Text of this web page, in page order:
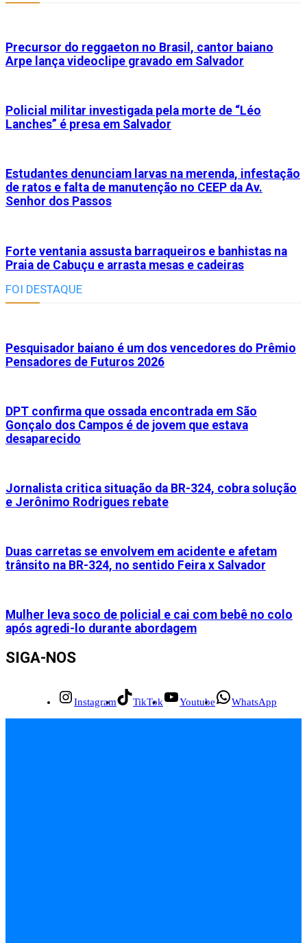
Precursor do reggaeton no Brasil, cantor baiano
Arpe lança videoclipe gravado em Salvador
Policial militar investigada pela morte de “Léo
Lanches” é presa em Salvador
Estudantes denunciam larvas na merenda, infestação
de ratos e falta de manutenção no CEEP da Av.
Senhor dos Passos
Forte ventania assusta barraqueiros e banhistas na
Praia de Cabuçu e arrasta mesas e cadeiras
FOI DESTAQUE
Pesquisador baiano é um dos vencedores do Prêmio
Pensadores de Futuros 2026
DPT confirma que ossada encontrada em São
Gonçalo dos Campos é de jovem que estava
desaparecido
Jornalista critica situação da BR-324, cobra solução
e Jerônimo Rodrigues rebate
Duas carretas se envolvem em acidente e afetam
trânsito na BR-324, no sentido Feira x Salvador
Mulher leva soco de policial e cai com bebê no colo
após agredi-lo durante abordagem
SIGA-NOS
Instagram TikTok Youtube WhatsApp